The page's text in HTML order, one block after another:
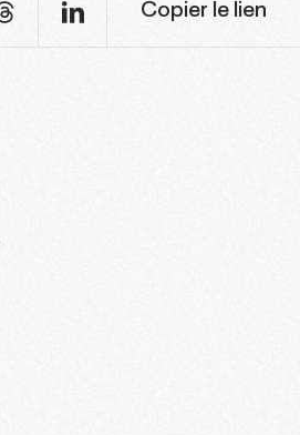
Copier le lien